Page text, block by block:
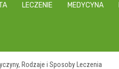
LECZENIE MEDYCYNA
Rodzaje i Sposoby Leczenia